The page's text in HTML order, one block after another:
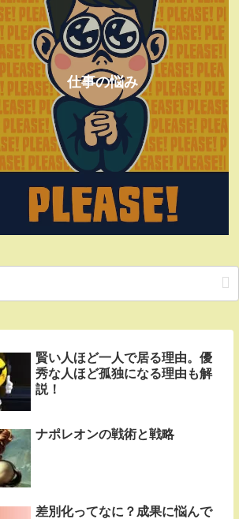
仕事の悩み
賢い人ほど一人で居る理由。優
秀な人ほど孤独になる理由も解
説！
ナポレオンの戦術と戦略
差別化ってなに？成果に悩んで